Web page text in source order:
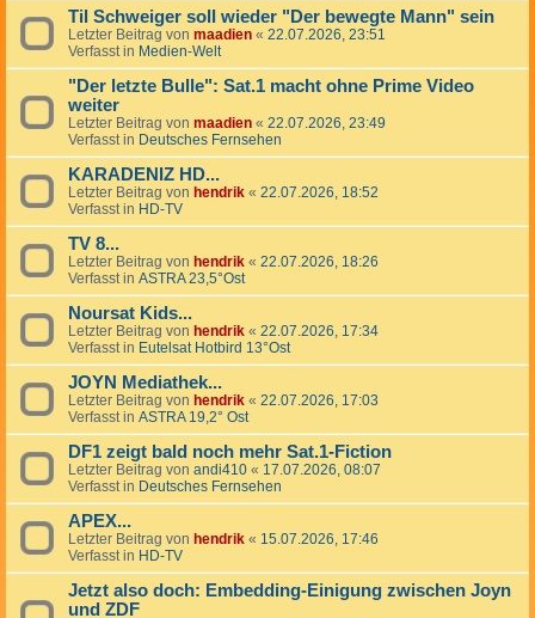
Til Schweiger soll wieder "Der bewegte Mann" sein
Letzter Beitrag von maadien « 22.07.2026, 23:51
Verfasst in Medien-Welt
"Der letzte Bulle": Sat.1 macht ohne Prime Video
weiter
Letzter Beitrag von maadien « 22.07.2026, 23:49
Verfasst in Deutsches Fernsehen
KARADENIZ HD...
Letzter Beitrag von hendrik « 22.07.2026, 18:52
Verfasst in HD-TV
TV 8...
Letzter Beitrag von hendrik « 22.07.2026, 18:26
Verfasst in ASTRA 23,5°Ost
Noursat Kids...
Letzter Beitrag von hendrik « 22.07.2026, 17:34
Verfasst in Eutelsat Hotbird 13°Ost
JOYN Mediathek...
Letzter Beitrag von hendrik « 22.07.2026, 17:03
Verfasst in ASTRA 19,2° Ost
DF1 zeigt bald noch mehr Sat.1-Fiction
Letzter Beitrag von andi410 « 17.07.2026, 08:07
Verfasst in Deutsches Fernsehen
APEX...
Letzter Beitrag von hendrik « 15.07.2026, 17:46
Verfasst in HD-TV
Jetzt also doch: Embedding-Einigung zwischen Joyn
und ZDF